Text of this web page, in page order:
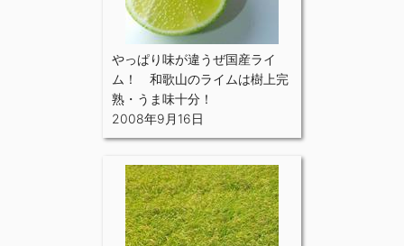
やっぱり味が違うぜ国産ライ
ム！ 和歌山のライムは樹上完
熟・うま味十分！
2008年9月16日